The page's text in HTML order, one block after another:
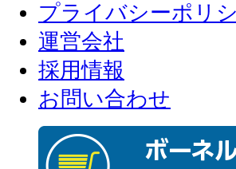
プライバシーポリ
運営会社
採用情報
お問い合わせ